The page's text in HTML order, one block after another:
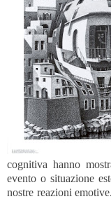
cognitiva hanno
evento o situazione
nostre reazioni